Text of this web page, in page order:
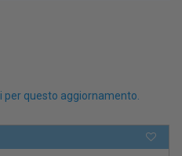
questo aggiornamento.